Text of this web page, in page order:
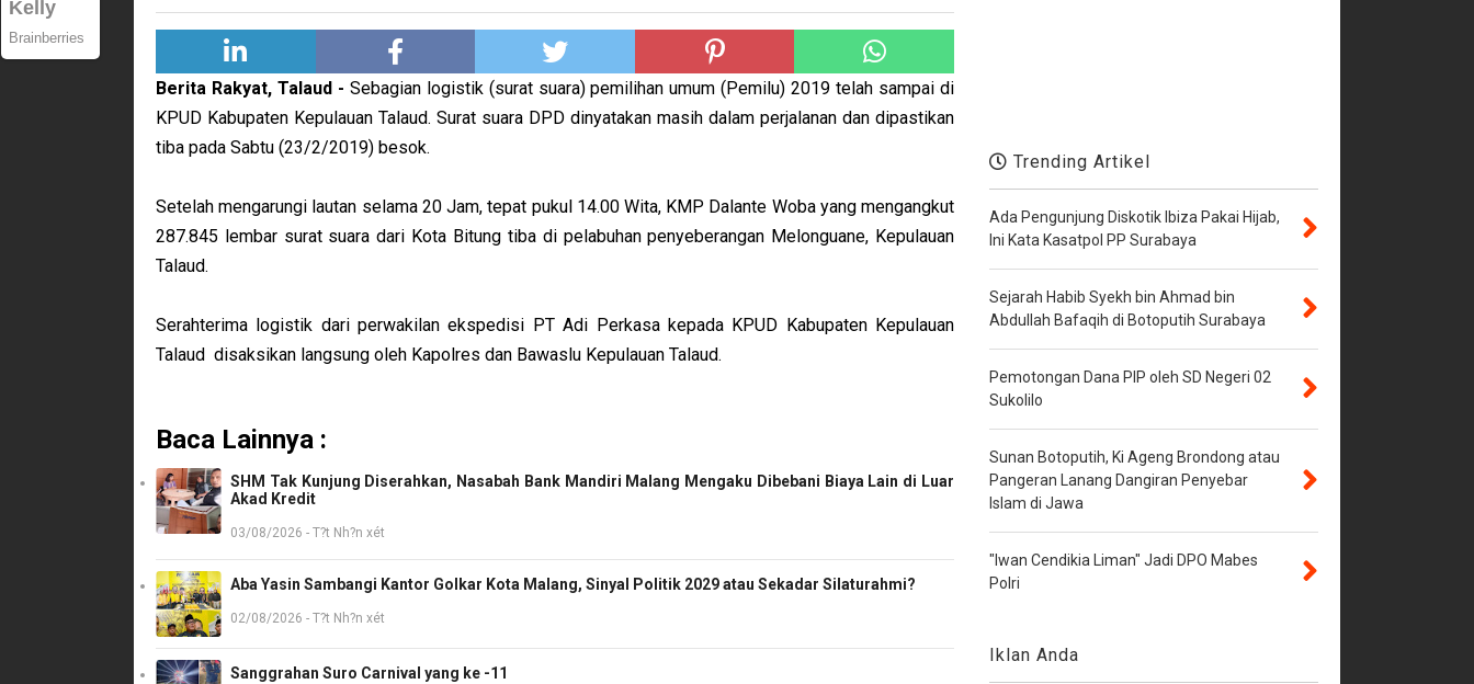
Berita Rakyat, Talaud - Sebagian logistik (surat suara) pemilihan umum (Pemilu) 2019 telah sampai di
KPUD Kabupaten Kepulauan Talaud. Surat suara DPD dinyatakan masih dalam perjalanan dan dipastikan
tiba pada Sabtu (23/2/2019) besok.
Setelah mengarungi lautan selama 20 Jam, tepat pukul 14.00 Wita, KMP Dalante Woba yang mengangkut
287.845 lembar surat suara dari Kota Bitung tiba di pelabuhan penyeberangan Melonguane, Kepulauan
Talaud.
Serahterima logistik dari perwakilan ekspedisi PT Adi Perkasa kepada KPUD Kabupaten Kepulauan
Talaud disaksikan langsung oleh Kapolres dan Bawaslu Kepulauan Talaud.
Baca Lainnya :
SHM Tak Kunjung Diserahkan, Nasabah Bank Mandiri Malang Mengaku Dibebani Biaya Lain di Luar
Akad Kredit
03/08/2026 - T?t Nh?n xét
Aba Yasin Sambangi Kantor Golkar Kota Malang, Sinyal Politik 2029 atau Sekadar Silaturahmi?
02/08/2026 - T?t Nh?n xét
Sanggrahan Suro Carnival yang ke -11
Trending Artikel
Ada Pengunjung Diskotik Ibiza Pakai Hijab,
Ini Kata Kasatpol PP Surabaya
Sejarah Habib Syekh bin Ahmad bin
Abdullah Bafaqih di Botoputih Surabaya
Pemotongan Dana PIP oleh SD Negeri 02
Sukolilo
Sunan Botoputih, Ki Ageng Brondong atau
Pangeran Lanang Dangiran Penyebar
Islam di Jawa
"Iwan Cendikia Liman" Jadi DPO Mabes
Polri
Iklan Anda